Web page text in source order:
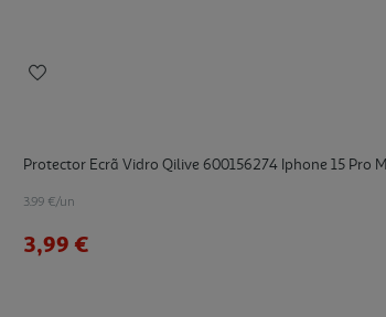
Protector Ecrã Vidro Qilive 600156274 Iphone 15 Pro
3.99 €/un
3,99 €